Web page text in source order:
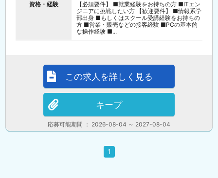
資格・経験
【必須要件】 ■就業経験をお持ちの方 ■ITエン
ジニアに挑戦したい方 【歓迎要件】 ■情報系学
部出身 ■もしくはスクール受講経験をお持ちの
方 ■営業・販売などの接客経験 ■PCの基本的
な操作経験 ■...
応募可能期間 ： 2026-08-04 ～ 2027-08-04
この求人を詳しく見る
キープ
1